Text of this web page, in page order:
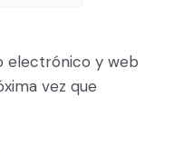
electrónico y web
vez que